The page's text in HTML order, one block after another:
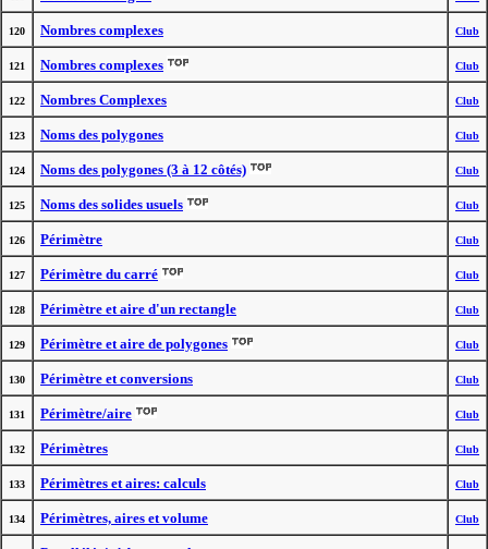
120 Nombres complexes Club
121 Nombres complexes Club
122 Nombres Complexes Club
123 Noms des polygones Club
124 Noms des polygones (3 à 12 côtés) Club
125 Noms des solides usuels Club
126 Périmètre Club
127 Périmètre du carré Club
128 Périmètre et aire d'un rectangle Club
129 Périmètre et aire de polygones Club
130 Périmètre et conversions Club
131 Périmètre/aire Club
132 Périmètres Club
133 Périmètres et aires: calculs Club
134 Périmètres, aires et volume Club